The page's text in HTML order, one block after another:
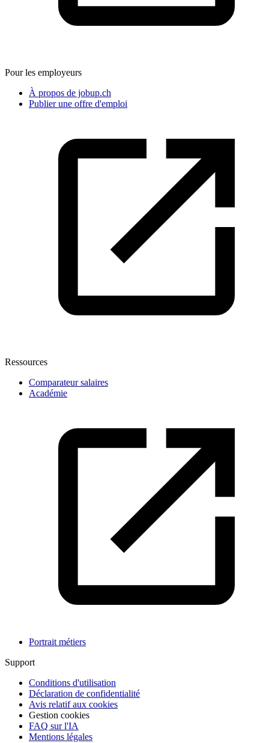
Pour les employeurs
À propos de jobup.ch
Publier une offre d'emploi
Ressources
Comparateur salaires
Académie
Portrait métiers
Support
Conditions d'utilisation
Déclaration de confidentialité
Avis relatif aux cookies
Gestion cookies
FAQ sur l'IA
Mentions légales